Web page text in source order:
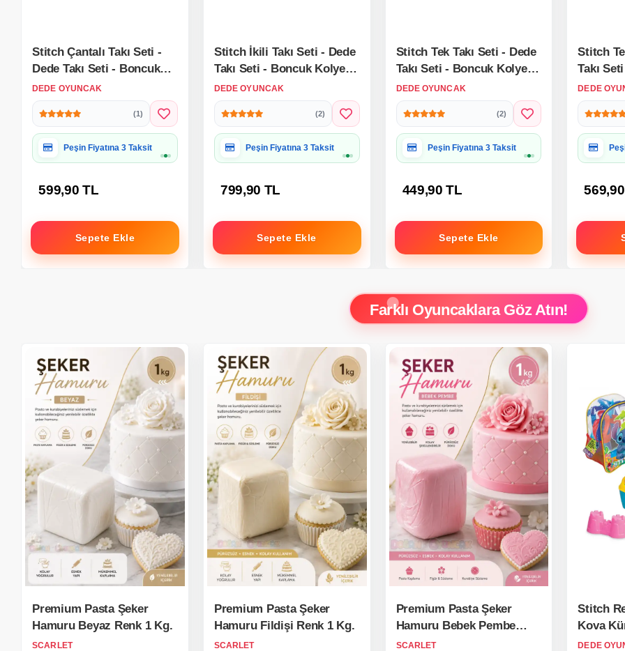
Stitch Çantalı Takı Seti -
Dede Takı Seti - Boncuk
Kolye Seti - Stitch Takı
Seti
DEDE OYUNCAK
(1)
Hediye Paketine Uygun
599,90 TL
Sepete Ekle
Stitch İkili Takı Seti - Dede
Takı Seti - Boncuk Kolye
Seti - Disney Stitch Takı
Seti Bilezik Kolye Seti
DEDE OYUNCAK
(2)
Hediye Paketine Uygun
799,90 TL
Sepete Ekle
Stitch Tek Takı Seti - Dede
Takı Seti - Boncuk Kolye
Seti - Disney Stitch Takı
Seti Bilezik Kolye Seti
DEDE OYUNCAK
(2)
Hediye Paketine Uygun
449,90 TL
Sepete Ekle
Stitch
Takı
Seti -
Seti
DEDE
Farklı Oyuncaklara Göz Atın!
Premium Pasta Şeker
Hamuru Beyaz Renk 1 Kg.
SCARLET
Premium Pasta Şeker
Hamuru Fildişi Renk 1 Kg.
SCARLET
Premium Pasta Şeker
Hamuru Bebek Pembe
Renk 1 Kg.
SCARLET
Stitch
Kova
DEDE